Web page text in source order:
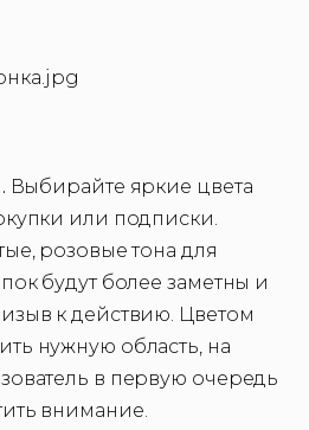
Выбирайте яркие цвета
или подписки.
розовые тона для
будут более заметны и
к действию. Цветом
нужную область, на
в первую очередь
внимание.